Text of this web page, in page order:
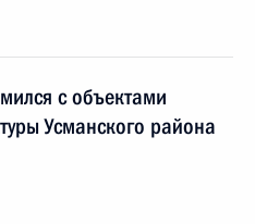
с объектами
Усманского района